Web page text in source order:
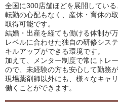
全国に300店舗ほどを展開している
転勤の心配もなく、産休・育休の
取得可能です。
結婚・出産を経ても働ける体制が万
レベルに合わせた独自の研修シス
キルアップができる環境です。
加えて、メンター制度で常にトレ
ので、未経験の方も安心して勤務が
現場薬剤師以外にも、様々なキャ
働くことができます。